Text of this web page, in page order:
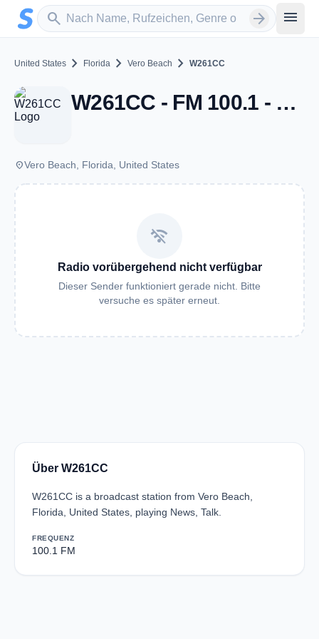
Zum Hauptinhalt springen
search
Sender suchen arrow_forward menu
United States chevron_right Florida chevron_right Vero Beach chevron_right W261CC
W261CC - FM 100.1 - Vero Beach, FL
placeVero Beach, Florida, United States
wifi_off
Radio vorübergehend nicht verfügbar
Dieser Sender funktioniert gerade nicht. Bitte
versuche es später erneut.
Über W261CC
W261CC is a broadcast station from Vero Beach,
Florida, United States, playing News, Talk.
FREQUENZ
100.1 FM